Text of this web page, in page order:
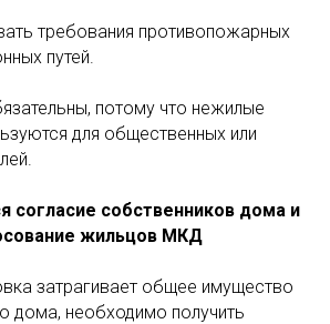
требования противопожарных
путей.
потому что нежилые
для общественных или
согласие собственников дома и
жильцов МКД
затрагивает общее имущество
дома, необходимо получить